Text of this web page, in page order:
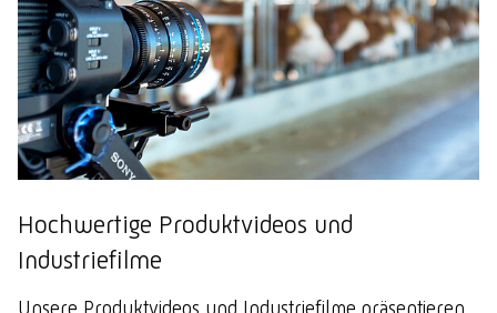
Hochwertige Produktvideos und
Industriefilme
Unsere Produktvideos und Industriefilme präsentieren